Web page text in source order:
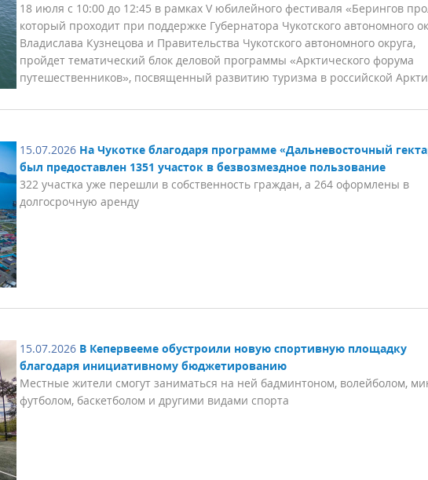
18 июля с 10:00 до 12:45 в рамках V юбилейного фестиваля «Берингов
который проходит при поддержке Губернатора Чукотского автономного
Владислава Кузнецова и Правительства Чукотского автономного округа,
пройдет тематический блок деловой программы «Арктического форума
путешественников», посвященный развитию туризма в российской
15.07.2026 На Чукотке благодаря программе «Дальневосточный
был предоставлен 1351 участок в безвозмездное пользование
322 участка уже перешли в собственность граждан, а 264 оформлены в
долгосрочную аренду
15.07.2026 В Кепервееме обустроили новую спортивную площадку
благодаря инициативному бюджетированию
Местные жители смогут заниматься на ней бадминтоном, волейболом,
футболом, баскетболом и другими видами спорта